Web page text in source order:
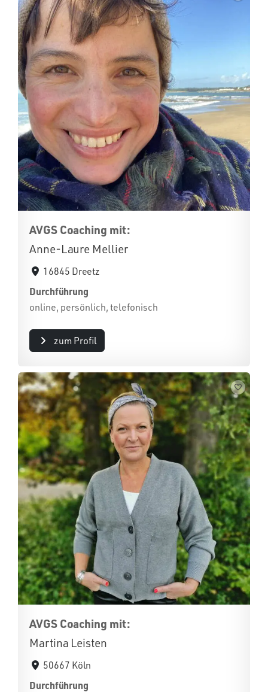
AVGS Coaching mit:
Anne-Laure Mellier
16845 Dreetz
Durchführung
online, persönlich, telefonisch
zum Profil
AVGS Coaching mit:
Martina Leisten
50667 Köln
Durchführung